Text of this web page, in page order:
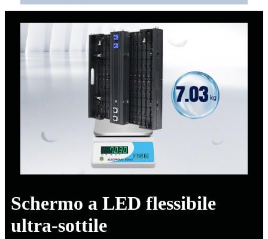
Schermo a LED flessibile
ultra-sottile